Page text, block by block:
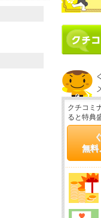
クチコミ
ると特典
無料